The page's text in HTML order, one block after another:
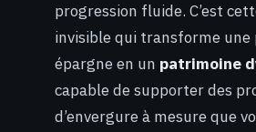
progression fluide. C’est
invisible qui transforme
épargne en un patrimoine
capable de supporter des
d’envergure à mesure que